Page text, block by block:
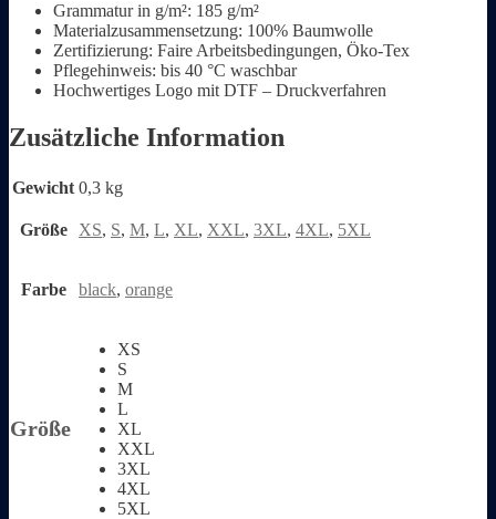
Grammatur in g/m²: 185 g/m²
Materialzusammensetzung: 100% Baumwolle
Zertifizierung: Faire Arbeitsbedingungen, Öko-Tex
Pflegehinweis: bis 40 °C waschbar
Hochwertiges Logo mit DTF – Druckverfahren
Zusätzliche Information
Gewicht 0,3 kg
Größe XS, S, M, L, XL, XXL, 3XL, 4XL, 5XL
Farbe black, orange
Größe
XS
S
M
L
XL
XXL
3XL
4XL
5XL